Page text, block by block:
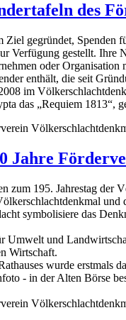
des
gegründet, Spenden
Verfügung gestellt. Ihre
oder
enthält, die seit
im
das „Requiem 1813“,
Jahre
zum 195. Jahrestag der
und
symbolisiere das
Umwelt und
Wirtschaft.
wurde erstmals
- in der Alten Börse